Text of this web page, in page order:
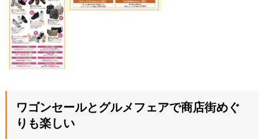
ワゴンセールとグルメフェアで商店街めぐ
りも楽しい